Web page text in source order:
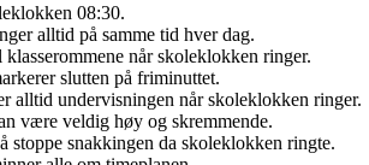
08:30.
alltid på samme tid hver dag.
når skoleklokken ringer.
slutten på friminuttet.
alltid undervisningen når skoleklokken ringer.
være veldig høy og skremmende.
stoppe snakkingen da skoleklokken ringte.